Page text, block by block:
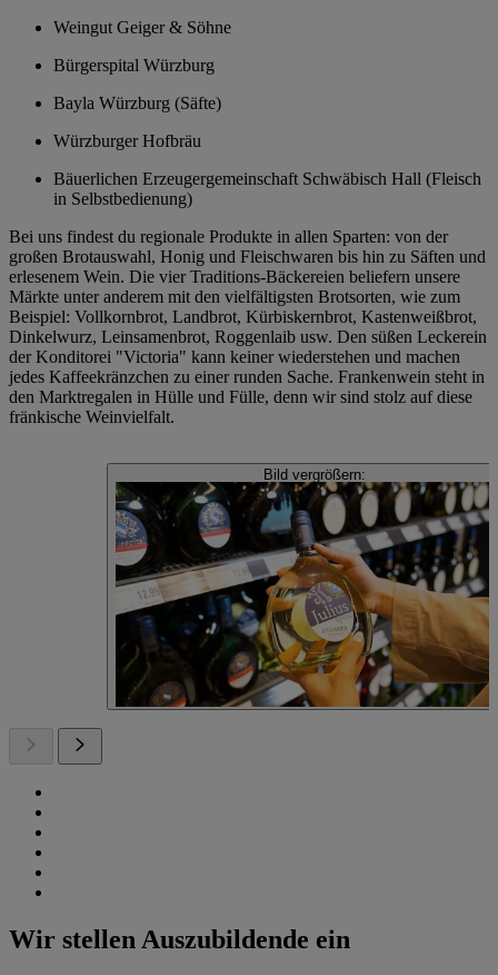
Weingut Geiger & Söhne
Bürgerspital Würzburg
Bayla Würzburg (Säfte)
Würzburger Hofbräu
Bäuerlichen Erzeugergemeinschaft Schwäbisch Hall (Fleisch
in Selbstbedienung)
Bei uns findest du regionale Produkte in allen Sparten: von der
großen Brotauswahl, Honig und Fleischwaren bis hin zu Säften und
erlesenem Wein. Die vier Traditions-Bäckereien beliefern unsere
Märkte unter anderem mit den vielfältigsten Brotsorten, wie zum
Beispiel: Vollkornbrot, Landbrot, Kürbiskernbrot, Kastenweißbrot,
Dinkelwurz, Leinsamenbrot, Roggenlaib usw. Den süßen Leckerein
der Konditorei "Victoria" kann keiner wiederstehen und machen
jedes Kaffeekränzchen zu einer runden Sache. Frankenwein steht in
den Marktregalen in Hülle und Fülle, denn wir sind stolz auf diese
fränkische Weinvielfalt.
Bild vergrößern:
Wir stellen Auszubildende ein